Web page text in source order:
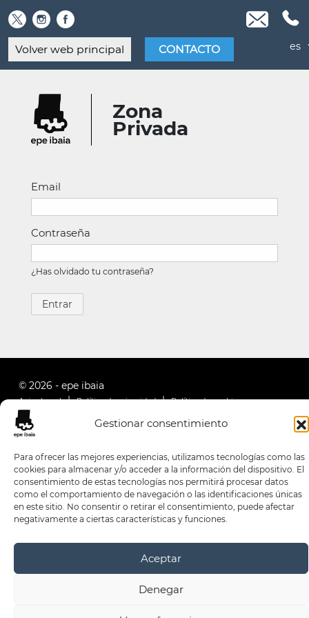
Gestionar consentimiento
Para ofrecer las mejores experiencias, utilizamos tecnologías como las
cookies para almacenar y/o acceder a la información del dispositivo. El
consentimiento de estas tecnologías nos permitirá procesar datos
como el comportamiento de navegación o las identificaciones únicas
en este sitio. No consentir o retirar el consentimiento, puede afectar
negativamente a ciertas características y funciones.
Aceptar
Denegar
Skip
to
content
Volver web principal CONTACTO es
Zona
Privada
Email
Contraseña
¿Has olvidado tu contraseña?
Entrar
© 2026 - epe ibaia
Aviso Legal Política de privacidad Política de cookies